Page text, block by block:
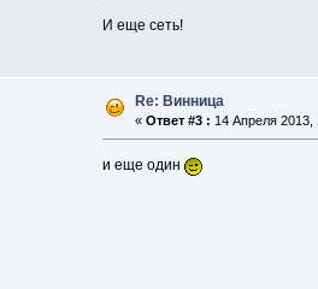
И еще сеть!
Re: Винница
« Ответ #3 : 14 Апреля 2013,
и еще один